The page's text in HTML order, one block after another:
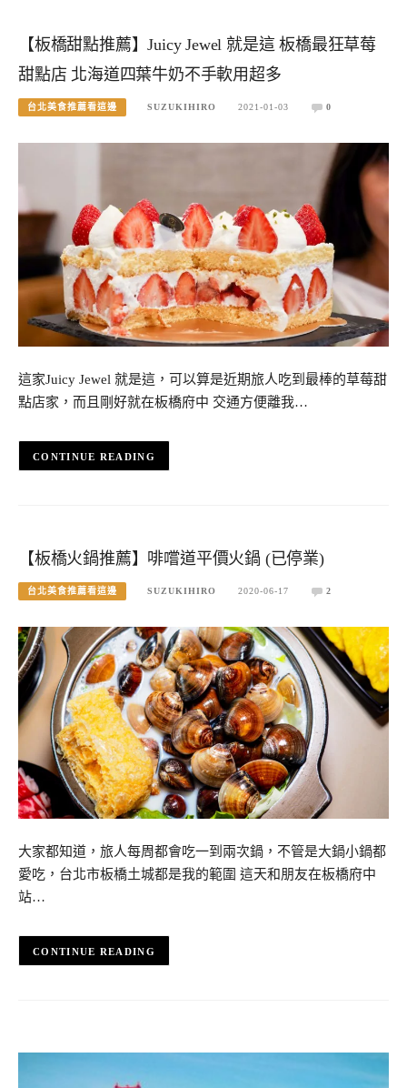
【板橋甜點推薦】Juicy Jewel 就是這 板橋最狂草莓
甜點店 北海道四葉牛奶不手軟用超多
台北美食推薦看這邊 SUZUKIHIRO 2021-01-03 0
這家Juicy Jewel 就是這，可以算是近期旅人吃到最棒的草莓甜
點店家，而且剛好就在板橋府中 交通方便離我…
CONTINUE READING
【板橋火鍋推薦】啡嚐道平價火鍋 (已停業)
台北美食推薦看這邊 SUZUKIHIRO 2020-06-17 2
大家都知道，旅人每周都會吃一到兩次鍋，不管是大鍋小鍋都
愛吃，台北市板橋土城都是我的範圍 這天和朋友在板橋府中
站…
CONTINUE READING